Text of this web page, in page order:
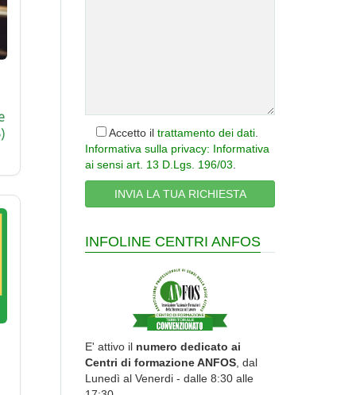
Accetto il trattamento dei dati
Informativa sulla privacy: Informativa
ai sensi art. 13 D.Lgs. 196/03
INFOLINE CENTRI ANFOS
E' attivo il numero dedicato ai
Centri di formazione ANFOS , dal
Lunedì al Venerdi - dalle 8:30 alle